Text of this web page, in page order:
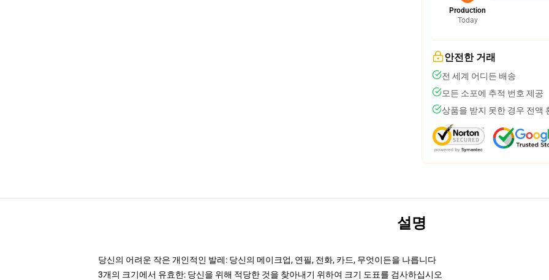
Production
Today
안전한 거래
전 세계 어디든 배송
모든 소포에 추적 번호 제공
상품을 받지 못한 경우 전액
설명
당신의 어려운 작은 개인적인 발레: 당신의 메이크업, 연필, 전화, 카드, 무엇이든을 나릅니다
3개의 크기에서 유효한: 당신을 위해 적당한 것을 찾아내기 위하여 크기 도표를 검사하십시오